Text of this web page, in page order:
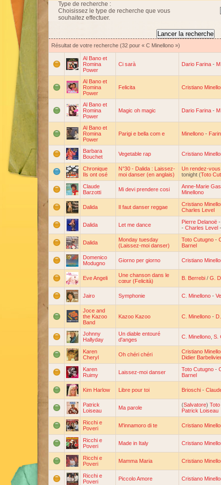
Type de recherche :
Choisissez le type de recherche que vous
souhaitez effectuer.
Résultat de votre recherche (32 pour « C Minellono »)
Al Bano et
Romina
Power
Ci sarà Dario Farina -
Al Bano et
Romina
Power
Felicita Cristiano
Al Bano et
Romina
Power
Magic oh magic Dario Farina -
Al Bano et
Romina
Power
Parigi e bella com e Minellono -
Barbara
Bouchet
Vegetable rap Cristiano
Chronique
Ils ont osé
N°30 - Dalida : Laissez-
moi danser (en anglais)
Un rendez-
tonight (Toto
Claude
Barzotti
Mi devi prendere cosi
Anne-Marie
Minellono
Dalida Il faut danser reggae
Cristiano
Charles Level
Dalida Let me dance Pierre Delanoë
- Charles Level
Dalida
Monday tuesday
(Laissez-moi danser)
Toto Cutugno -
Barnel
Domenico
Modugno
Giorno per giorno Cristiano
Eve Angeli
Une chanson dans le
cœur (Felicità)
B. Berrebi / G.
Jairo Symphonie C. Minellono -
Joce and
the Kazoo
Band
Kazoo Kazoo C. Minellono -
Johnny
Hallyday
Un diable entouré
d'anges
C. Minellono S.
Karen
Cheryl
Oh chéri chéri
Cristiano
Didier
Karen
Ruimy
Laissez-moi danser Toto Cutugno -
Barnel
Kim Harlow Libre pour toi Brioschi -
Patrick
Loiseau
Ma parole (Salvatore)
Patrick Loiseau
Ricchi e
Poveri
M'innamoro di te Cristiano
Ricchi e
Poveri
Made in Italy Cristiano
Ricchi e
Poveri
Mamma Maria Cristiano
Ricchi e
Poveri
Piccolo Amore Cristiano